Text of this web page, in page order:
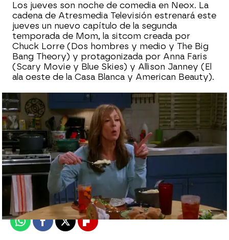
Los jueves son noche de comedia en Neox. La
cadena de Atresmedia Televisión estrenará este
jueves un nuevo capítulo de la segunda
temporada de Mom, la sitcom creada por
Chuck Lorre (Dos hombres y medio y The Big
Bang Theory) y protagonizada por Anna Faris
(Scary Movie y Blue Skies) y Allison Janney (El
ala oeste de la Casa Blanca y American Beauty).
neox
Madrid
Publicado: 03 de junio de 2015, 12:20
WhatsappFacebook
X Flipboard